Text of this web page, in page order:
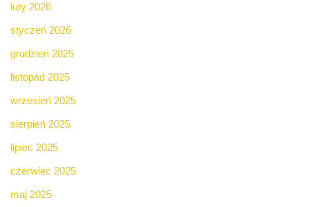
luty 2026
styczeń 2026
grudzień 2025
listopad 2025
wrzesień 2025
sierpień 2025
lipiec 2025
czerwiec 2025
maj 2025